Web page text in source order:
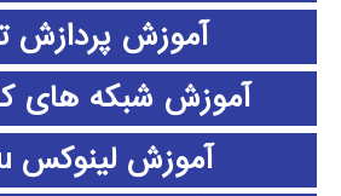
آموزش پردازش
آموزش شبکه های
آموزش لینوکس ubuntu